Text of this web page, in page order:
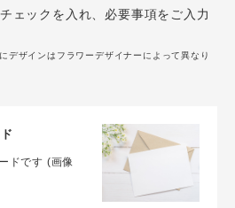
ェックを入れ、必要事項をご入力
デザインはフラワーデザイナーによって異なり
ドです (画像